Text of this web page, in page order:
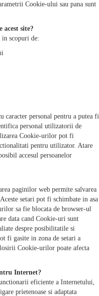
Cookie-ului sau pana sunt
acest site?
in scopuri de:
personal pentru a putea fi
personal utilizatorii de
Cookie-urilor pot fi
pentru utilizator. Atare
accesul persoanelor
paginilor web permite salvarea
setari pot fi schimbate in asa
sa fie blocata de browser-ul
data cand Cookie-uri sunt
despre posibilitatile si
fi gasite in zona de setari a
Cookie-urilor poate afecta
Internet?
eficiente a Internetului,
prietenoase si adaptata